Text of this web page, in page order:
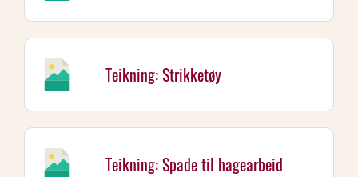
Teikning: Strikketøy
Teikning: Spade til hagearbeid